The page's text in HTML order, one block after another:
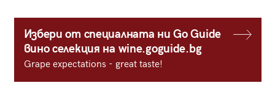
Избери от специалната ни Go Guide
вино селекция на wine.goguide.bg
Grape expectations - great taste!